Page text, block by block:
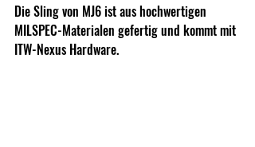
Die Sling von MJ6 ist aus hochwertigen
MILSPEC-Materialen gefertig und kommt mit
ITW-Nexus Hardware.